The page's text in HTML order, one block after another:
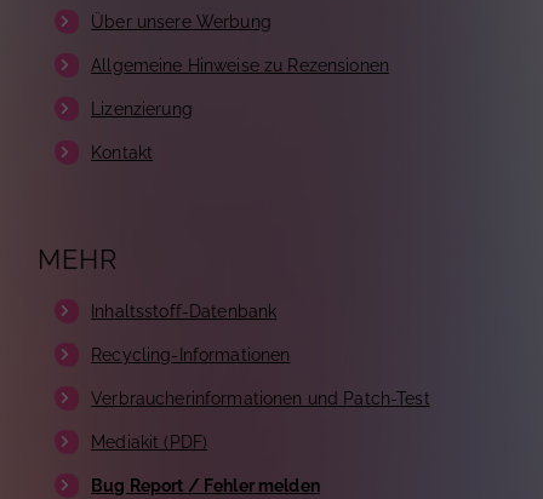
Über unsere Werbung
Allgemeine Hinweise zu Rezensionen
Lizenzierung
Kontakt
MEHR
Inhaltsstoff-Datenbank
Recycling-Informationen
Verbraucherinformationen und Patch-Test
Mediakit (PDF)
Bug Report / Fehler melden